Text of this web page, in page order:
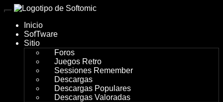
wWw.SofTomiC.org
PaniC
Sessions
Inicio
SofTware
Sitio
Foros
Juegos Retro
Sessiones Remember
Descargas
Descargas Populares
Descargas Valoradas